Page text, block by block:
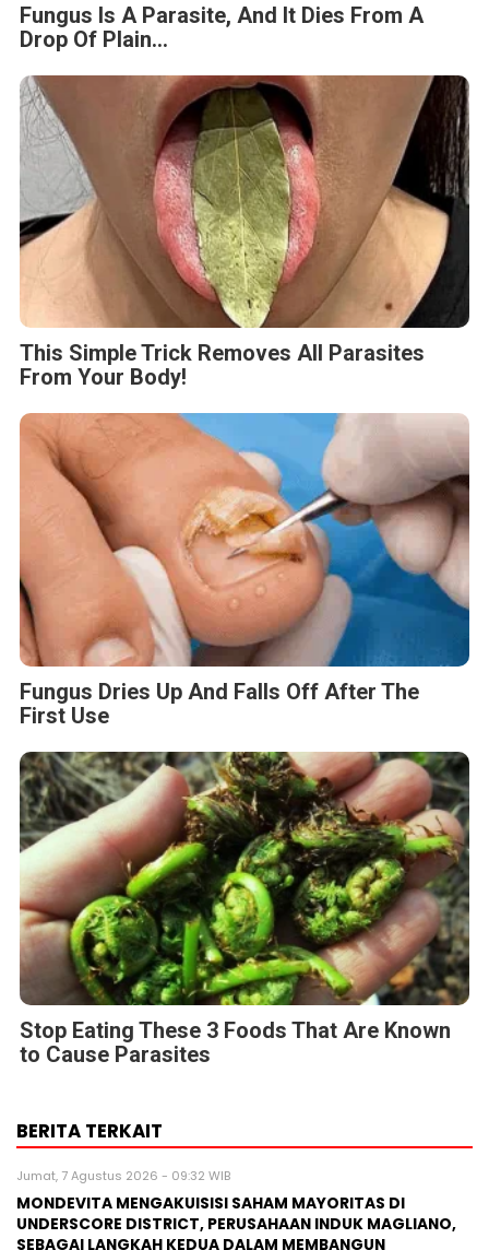
Fungus Is A Parasite, And It Dies From A
Drop Of Plain...
This Simple Trick Removes All Parasites
From Your Body!
Fungus Dries Up And Falls Off After The
First Use
Stop Eating These 3 Foods That Are Known
to Cause Parasites
BERITA TERKAIT
Jumat, 7 Agustus 2026 - 09:32 WIB
MONDEVITA MENGAKUISISI SAHAM MAYORITAS DI
UNDERSCORE DISTRICT, PERUSAHAAN INDUK MAGLIANO,
SEBAGAI LANGKAH KEDUA DALAM MEMBANGUN